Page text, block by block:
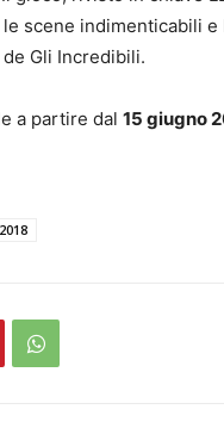
scene indimenticabili e
Gli Incredibili.
a partire dal 15 giugno